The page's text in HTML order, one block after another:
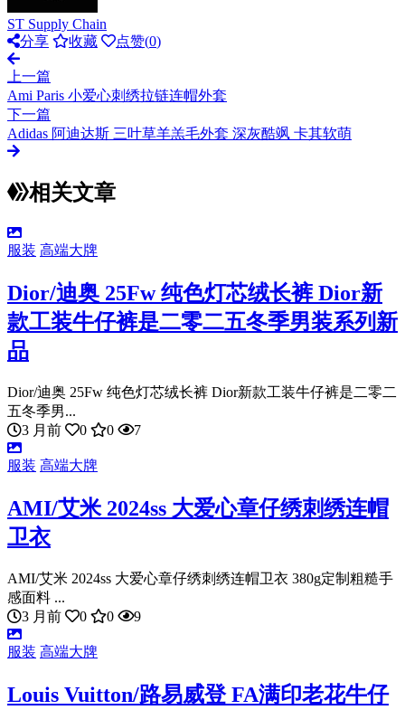
ST Supply Chain
分享
收藏 点赞(0)
上一篇
Ami Paris 小爱心刺绣拉链连帽外套
下一篇
Adidas 阿迪达斯 三叶草羊羔毛外套 深灰酷飒 卡其软萌
相关文章
服装 高端大牌
Dior/迪奥 25Fw 纯色灯芯绒长裤 Dior新
款工装牛仔裤是二零二五冬季男装系列新
品
Dior/迪奥 25Fw 纯色灯芯绒长裤 Dior新款工装牛仔裤是二零二
五冬季男...
3 月前
0 0 7
服装 高端大牌
AMI/艾米 2024ss 大爱心章仔绣刺绣连帽
卫衣
AMI/艾米 2024ss 大爱心章仔绣刺绣连帽卫衣 380g定制粗糙手
感面料 ...
3 月前
0 0 9
服装 高端大牌
Louis Vuitton/路易威登 FA满印老花牛仔